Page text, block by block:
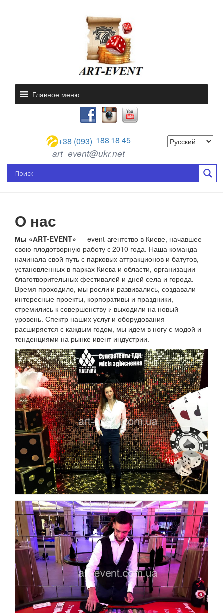
Главное меню
+38 (093) 188 18 45
art_event@ukr.net
О нас
Мы «АRT-EVENT» — event-агентство в Киеве, начавшее
свою плодотворную работу с 2010 года. Наша команда
начинала свой путь с парковых аттракционов и батутов,
установленных в парках Киева и области, организации
благотворительных фестивалей и дней села и города.
Время проходило, мы росли и развивались, создавали
интересные проекты, корпоративы и праздники,
стремились к совершенству и выходили на новый
уровень. Спектр наших услуг и оборудования
расширяется с каждым годом, мы идем в ногу с модой и
тенденциями на рынке ивент-индустрии.